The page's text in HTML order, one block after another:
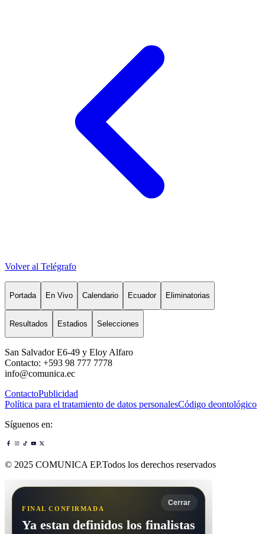
Volver al Telégrafo
Portada En Vivo Calendario Ecuador Eliminatorias
Resultados Estadios Selecciones
San Salvador E6-49 y Eloy Alfaro
Contacto: +593 98 777 7778
info@comunica.ec
ContactoPublicidad
Política para el tratamiento de datos personalesCódigo deontológico
Síguenos en:
© 2025 COMUNICA EP.Todos los derechos reservados
Cerrar
FINAL CONFIRMADA
Ya estan definidos los finalistas